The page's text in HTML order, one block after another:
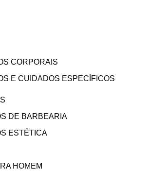
CORPORAIS
E CUIDADOS ESPECÍFICOS
DE BARBEARIA
ESTÉTICA
HOMEM